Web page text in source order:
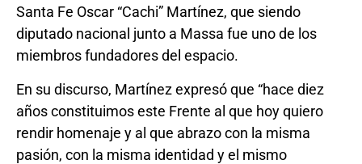
Santa Fe Oscar “Cachi” Martínez, que siendo
diputado nacional junto a Massa fue uno de los
miembros fundadores del espacio.
En su discurso, Martínez expresó que “hace diez
años constituimos este Frente al que hoy quiero
rendir homenaje y al que abrazo con la misma
pasión, con la misma identidad y el mismo